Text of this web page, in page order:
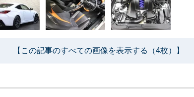
【この記事のすべての画像を表示する（4枚）】